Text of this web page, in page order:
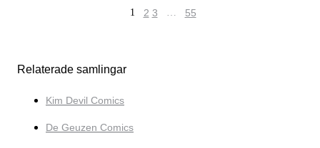
1 2 3 … 55
Relaterade samlingar
Kim Devil Comics
De Geuzen Comics